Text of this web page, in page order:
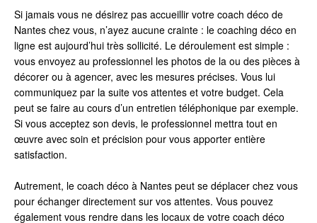
Si jamais vous ne désirez pas accueillir votre coach déco de
Nantes chez vous, n’ayez aucune crainte : le coaching déco en
ligne est aujourd’hui très sollicité. Le déroulement est simple :
vous envoyez au professionnel les photos de la ou des pièces à
décorer ou à agencer, avec les mesures précises. Vous lui
communiquez par la suite vos attentes et votre budget. Cela
peut se faire au cours d’un entretien téléphonique par exemple.
Si vous acceptez son devis, le professionnel mettra tout en
œuvre avec soin et précision pour vous apporter entière
satisfaction.
Autrement, le coach déco à Nantes peut se déplacer chez vous
pour échanger directement sur vos attentes. Vous pouvez
également vous rendre dans les locaux de votre coach déco